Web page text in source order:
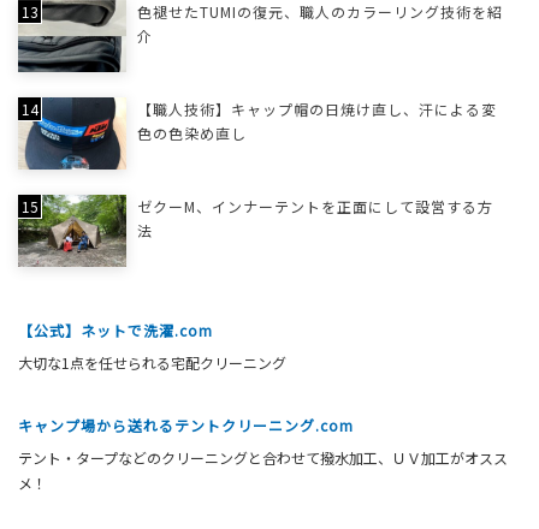
色褪せたTUMIの復元、職人のカラーリング技術を紹
介
【職人技術】キャップ帽の日焼け直し、汗による変
色の色染め直し
ゼクーM、インナーテントを正面にして設営する方
法
【公式】ネットで洗濯.com
大切な1点を任せられる宅配クリーニング
キャンプ場から送れるテントクリーニング.com
テント・タープなどのクリーニングと合わせて撥水加工、ＵＶ加工がオスス
メ！